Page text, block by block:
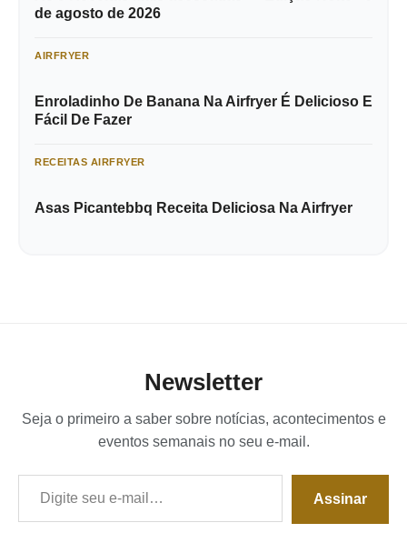
de agosto de 2026
AIRFRYER
Enroladinho De Banana Na Airfryer É Delicioso E
Fácil De Fazer
RECEITAS AIRFRYER
Asas Picantebbq Receita Deliciosa Na Airfryer
Newsletter
Seja o primeiro a saber sobre notícias, acontecimentos e
eventos semanais no seu e-mail.
Digite seu e-mail…
Assinar